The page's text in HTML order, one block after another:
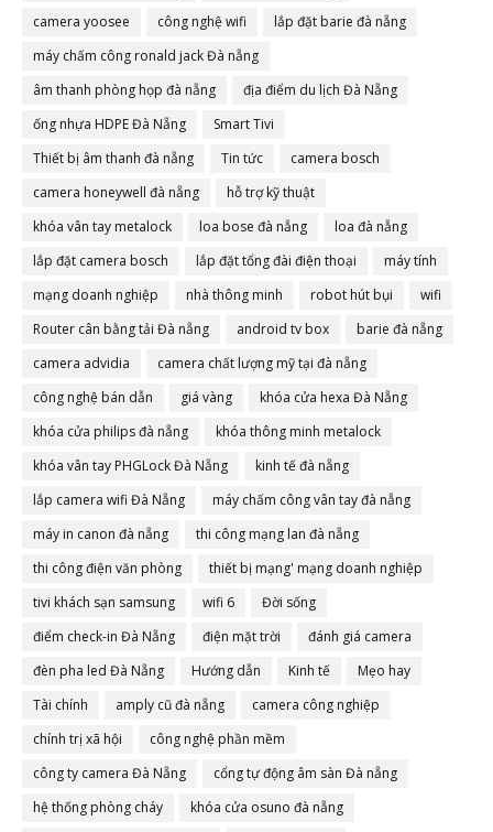
camera yoosee
công nghệ wifi
lắp đặt barie đà nẵng
máy chấm công ronald jack Đà nẵng
âm thanh phòng họp đà nẵng
địa điểm du lịch Đà Nẵng
ống nhựa HDPE Đà Nẵng
Smart Tivi
Thiết bị âm thanh đà nẵng
Tin tức
camera bosch
camera honeywell đà nẵng
hỗ trợ kỹ thuật
khóa vân tay metalock
loa bose đà nẵng
loa đà nẵng
lắp đặt camera bosch
lắp đặt tổng đài điện thoại
máy tính
mạng doanh nghiệp
nhà thông minh robot hút bụi
wifi
Router cân bằng tải Đà nẵng
android tv box
barie đà nẵng
camera advidia
camera chất lượng mỹ tại đà nẵng
công nghệ bán dẫn
giá vàng
khóa cửa hexa Đà Nẵng
khóa cửa philips đà nẵng
khóa thông minh metalock
khóa vân tay PHGLock Đà Nẵng
kinh tế đà nẵng
lắp camera wifi Đà Nẵng
máy chấm công vân tay đà nẵng
máy in canon đà nẵng
thi công mạng lan đà nẵng
thi công điện văn phòng
thiết bị mạng' mạng doanh nghiệp
tivi khách sạn samsung
wifi 6
Đời sống
điểm check-in Đà Nẵng
điện mặt trời
đánh giá camera
đèn pha led Đà Nẵng
Hướng dẫn Kinh tế
Mẹo hay
Tài chính
amply cũ đà nẵng
camera công nghiệp
chính trị xã hội
công nghệ phần mềm
công ty camera Đà Nẵng
cổng tự động âm sàn Đà nẵng
hệ thống phòng cháy
khóa cửa osuno đà nẵng